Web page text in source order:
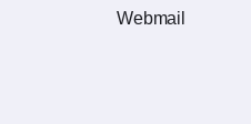
Webmail